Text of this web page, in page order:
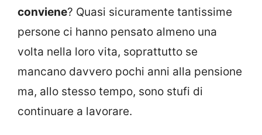
conviene? Quasi sicuramente tantissime
persone ci hanno pensato almeno una
volta nella loro vita, soprattutto se
mancano davvero pochi anni alla pensione
ma, allo stesso tempo, sono stufi di
continuare a lavorare.